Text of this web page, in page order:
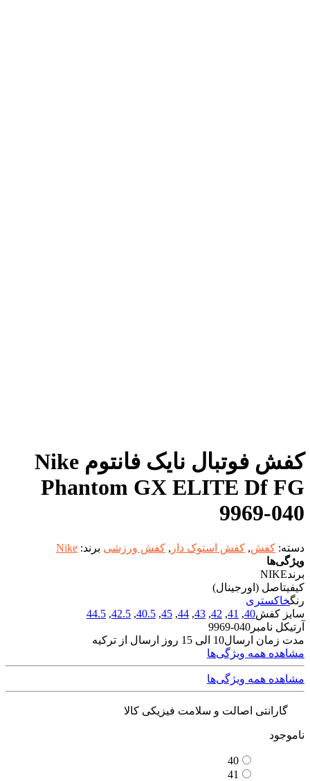
کفش فوتبال نایک فانتوم Nike
Phantom GX ELITE Df FG
9969-040
دسته: کفش, کفش استوک دار , کفش ورزشی برند: Nike
ویژگی‌ها
برندNIKE
کیفیتاصل (اورجینال)
رنگخاکستری
سایز کفش40
,
41
,
42
,
43
,
44
,
45
,
40.5
,
42.5
,
44.5
آرتیکل نامبر 040-9969
مدت زمان ارسال10 الی 15 روز ارسال از ترکیه
مشاهده همه ویژگی‌ها
مشاهده همه ویژگی‌ها
گارانتی اصالت و سلامت فیزیکی کالا
ناموجود
40
41